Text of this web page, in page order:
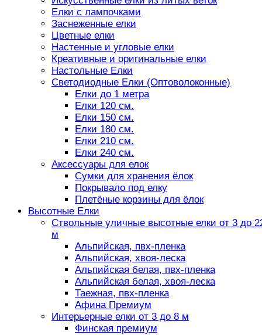
Елки с лампочками
Заснеженные елки
Цветные елки
Настенные и угловые елки
Креативные и оригинальные елки
Настольные Елки
Светодиодные Елки (Оптоволоконные)
Елки до 1 метра
Елки 120 см.
Елки 150 см.
Елки 180 см.
Елки 210 см.
Елки 240 см.
Аксессуары для елок
Сумки для хранения ёлок
Покрывало под елку
Плетёные корзины для ёлок
Высотные Елки
Ствольные уличные высотные елки от 3 до
м
Альпийская, пвх-пленка
Альпийская, хвоя-леска
Альпийская белая, пвх-пленка
Альпийская белая, хвоя-леска
Таежная, пвх-пленка
Афина Премиум
Интерьерные елки от 3 до 8 м
Финская премиум